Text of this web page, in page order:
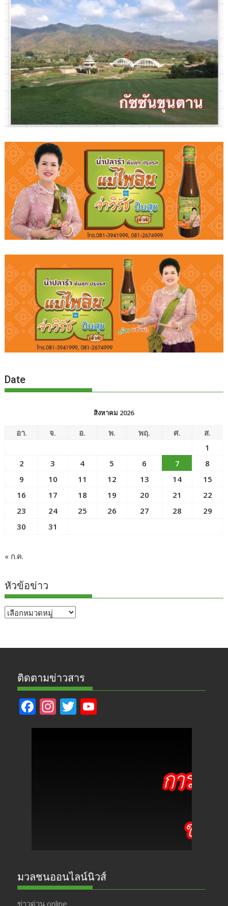
Date
สิงหาคม 2026
อา. จ. อ. พ. พฤ. ศ.
ส.
1
2
3 4 5 6 7
8
9
10 11 12 13 14
15
16
17 18 19 20 21
22
23
24 25 26 27 28
29
30
31
« ก.ค.
หัวข้อข่าว
หัวข้อ
ติดตามข่าวสาร
F
ac
In
st
T
w o
มวลชนออนไลน์นิวส์
ข่าวด่วน online